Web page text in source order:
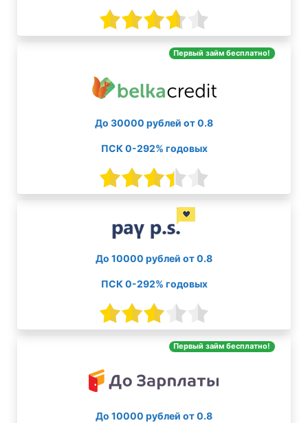
Первый займ бесплатно!
До 30000 рублей от 0.8
ПСК 0-292% годовых
До 10000 рублей от 0.8
ПСК 0-292% годовых
Первый займ бесплатно!
До 10000 рублей от 0.8